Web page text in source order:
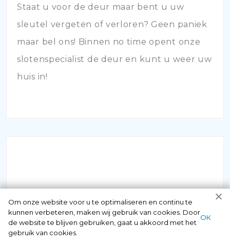
Staat u voor de deur maar bent u uw
sleutel vergeten of verloren? Geen paniek
maar bel ons! Binnen no time opent onze
slotenspecialist de deur en kunt u weer uw
huis in!
SLOTEN VERVANGEN
Vermoedt u dat uw hang- en sluitwerk aan
Om onze website voor u te optimaliseren en continu te
kunnen verbeteren, maken wij gebruik van cookies. Door
de website te blijven gebruiken, gaat u akkoord met het
gebruik van cookies.
ОК